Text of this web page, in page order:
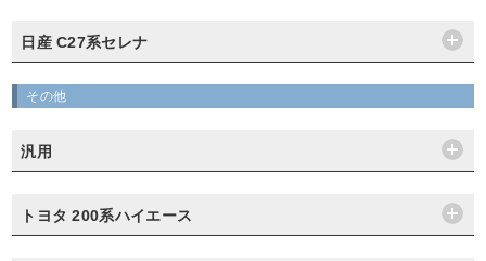
日産 C27系セレナ
その他
汎用
トヨタ 200系ハイエース